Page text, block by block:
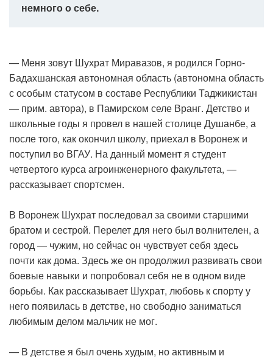
немного о себе.
— Меня зовут Шухрат Миравазов, я родился Горно-
Бадахшанская автономная область (автономна область
с особым статусом в составе Республики Таджикистан
— прим. автора), в Памирском селе Вранг. Детство и
школьные годы я провел в нашей столице Душанбе, а
после того, как окончил школу, приехал в Воронеж и
поступил во ВГАУ. На данный момент я студент
четвертого курса агроинженерного факультета, —
рассказывает спортсмен.
В Воронеж Шухрат последовал за своими старшими
братом и сестрой. Перелет для него был волнителен, а
город — чужим, но сейчас он чувствует себя здесь
почти как дома. Здесь же он продолжил развивать свои
боевые навыки и попробовал себя не в одном виде
борьбы. Как рассказывает Шухрат, любовь к спорту у
него появилась в детстве, но свободно заниматься
любимым делом мальчик не мог.
— В детстве я был очень худым, но активным и